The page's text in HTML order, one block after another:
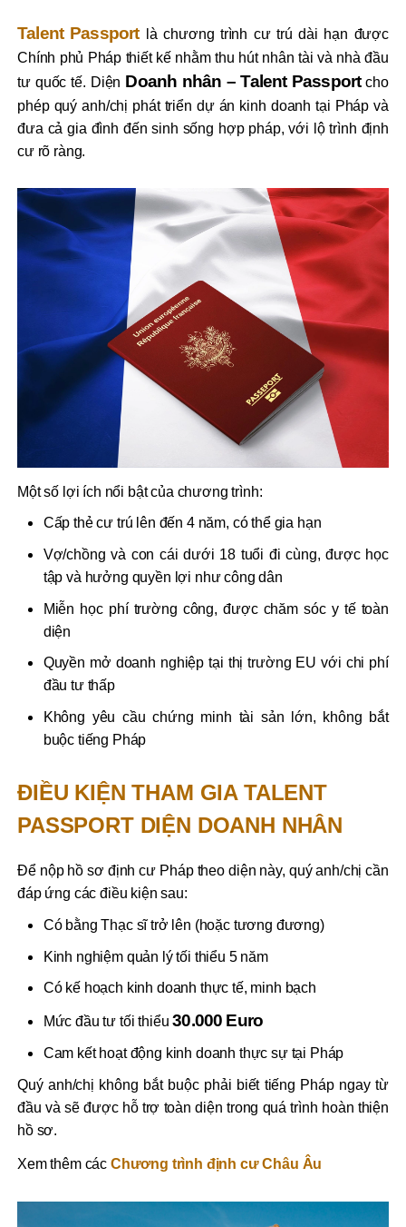
Talent Passport
là chương trình cư trú dài hạn được
Chính phủ Pháp thiết kế nhằm thu hút nhân tài và nhà đầu
tư quốc tế. Diện Doanh nhân – Talent Passportcho
phép quý anh/chị phát triển dự án kinh doanh tại Pháp và
đưa cả gia đình đến sinh sống hợp pháp, với lộ trình định
cư rõ ràng.
Một số lợi ích nổi bật của chương trình:
Cấp thẻ cư trú lên đến 4 năm, có thể gia hạn
Vợ/chồng và con cái dưới 18 tuổi đi cùng, được học
tập và hưởng quyền lợi như công dân
Miễn học phí trường công, được chăm sóc y tế toàn
diện
Quyền mở doanh nghiệp tại thị trường EU với chi phí
đầu tư thấp
Không yêu cầu chứng minh tài sản lớn, không bắt
buộc tiếng Pháp
ĐIỀU KIỆN THAM GIA TALENT
PASSPORT DIỆN DOANH NHÂN
Để nộp hồ sơ định cư Pháp theo diện này, quý anh/chị cần
đáp ứng các điều kiện sau:
Có bằng Thạc sĩ trở lên (hoặc tương đương)
Kinh nghiệm quản lý tối thiểu 5 năm
Có kế hoạch kinh doanh thực tế, minh bạch
Mức đầu tư tối thiểu30.000 Euro
Cam kết hoạt động kinh doanh thực sự tại Pháp
Quý anh/chị không bắt buộc phải biết tiếng Pháp ngay từ
đầu và sẽ được hỗ trợ toàn diện trong quá trình hoàn thiện
hồ sơ.
Xem thêm các Chương trình định cư Châu Âu